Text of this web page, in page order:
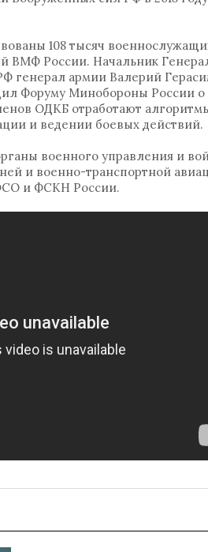
108 тысяч
ВМФ России. Начальник
генерал армии Валерий
Форуму Минобороны России о
ОДКБ отработают
и ведении боевых действий.
военного управления и
и военно-транспортной
и ФСКН России.